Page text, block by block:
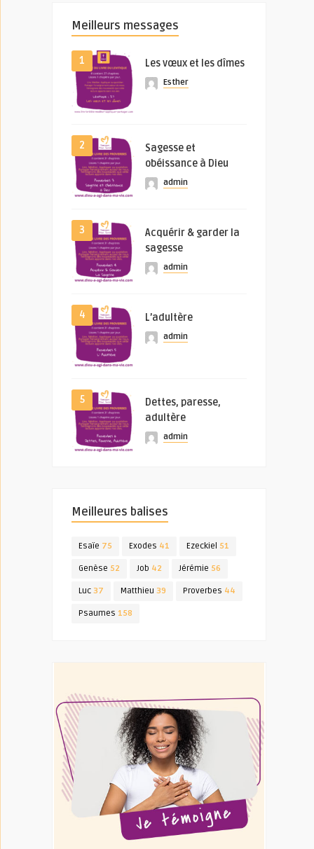
Meilleurs messages
1 Les vœux et les dîmes
Esther
2
Sagesse et
obéissance à Dieu
admin
3
Acquérir & garder la
sagesse
admin
4 L’adultère
admin
5
Dettes, paresse,
adultère
admin
Meilleures balises
Esaïe 75 Exodes 41 Ezeckiel 51
Genèse 52 Job 42 Jérémie 56
Luc 37 Matthieu 39 Proverbes 44
Psaumes 158